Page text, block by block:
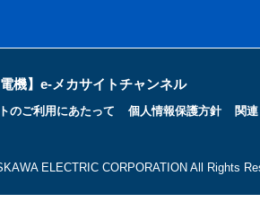
機】e-メカサイトチャンネル
のご利用にあたって 個人情報保護方針 関
ELECTRIC CORPORATION All Rights